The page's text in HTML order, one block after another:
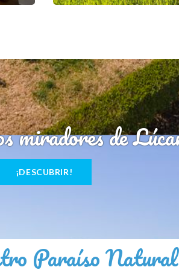
miradores de
¡DESCUBRIR!
Paraíso Natural